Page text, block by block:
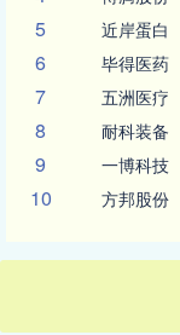
5 近岸蛋白
6 毕得医药
7 五洲医疗
8 耐科装备
9 一博科技
10 方邦股份